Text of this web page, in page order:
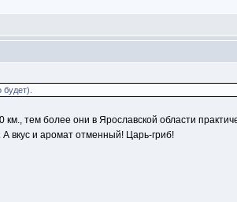
тем более они в Ярославской области
вкус и аромат отменный! Царь-гриб!